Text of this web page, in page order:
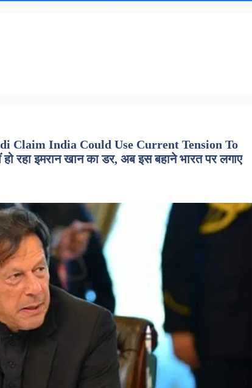
Claim India Could Use Current Tension To
रहा इमरान खान का डर, अब इस बहाने भारत पर लगाए